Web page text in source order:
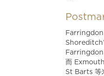
Farringdon
Farringdon
而
St Barts 等